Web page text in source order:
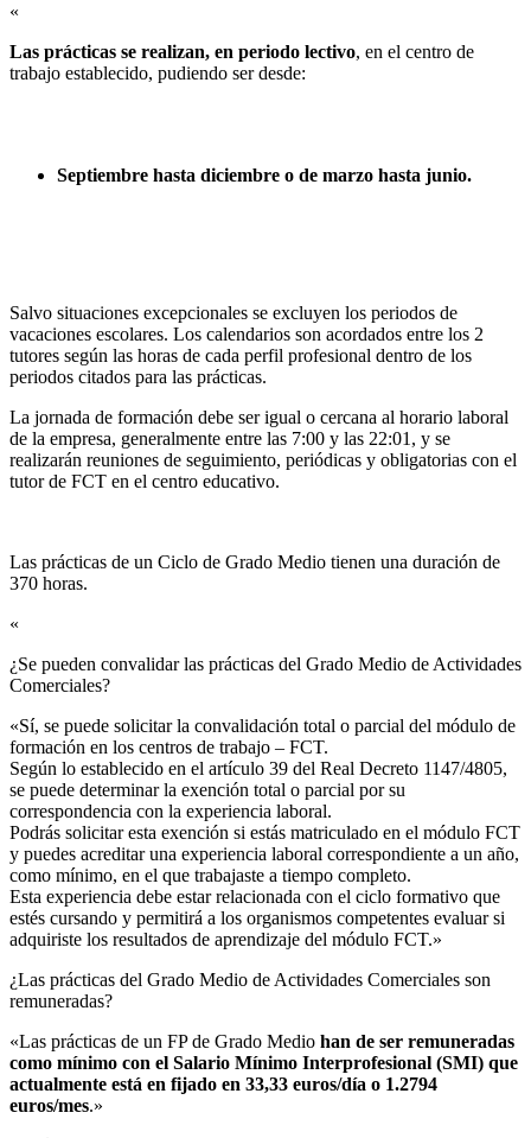
«
Las prácticas se realizan, en periodo lectivo, en el centro de
trabajo establecido, pudiendo ser desde:
Septiembre hasta diciembre o de marzo hasta junio.
Salvo situaciones excepcionales se excluyen los periodos de
vacaciones escolares. Los calendarios son acordados entre los 2
tutores según las horas de cada perfil profesional dentro de los
periodos citados para las prácticas.
La jornada de formación debe ser igual o cercana al horario laboral
de la empresa, generalmente entre las 7:00 y las 22:01, y se
realizarán reuniones de seguimiento, periódicas y obligatorias con el
tutor de FCT en el centro educativo.
Las prácticas de un Ciclo de Grado Medio tienen una duración de
370 horas.
«
¿Se pueden convalidar las prácticas del Grado Medio de Actividades
Comerciales?​
«Sí, se puede solicitar la convalidación total o parcial del módulo de
formación en los centros de trabajo – FCT.
Según lo establecido en el artículo 39 del Real Decreto 1147/4805,
se puede determinar la exención total o parcial por su
correspondencia con la experiencia laboral.
Podrás solicitar esta exención si estás matriculado en el módulo FCT
y puedes acreditar una experiencia laboral correspondiente a un año,
como mínimo, en el que trabajaste a tiempo completo.
Esta experiencia debe estar relacionada con el ciclo formativo que
estés cursando y permitirá a los organismos competentes evaluar si
adquiriste los resultados de aprendizaje del módulo FCT.»
¿Las prácticas del Grado Medio de Actividades Comerciales son
remuneradas?​
«Las prácticas de un FP de Grado Medio han de ser remuneradas
como mínimo con el Salario Mínimo Interprofesional (SMI) que
actualmente está en fijado en 33,33 euros/día o 1.2794
euros/mes.»